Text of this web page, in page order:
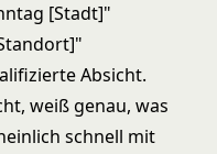
[Stadt]"
Absicht.
weiß genau, was
schnell mit